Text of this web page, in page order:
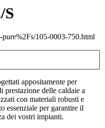
S
105-0003-750.html
appositamente per
prestazione delle caldaie a
con materiali robusti e
essenziale per garantire il
dei vostri impianti.